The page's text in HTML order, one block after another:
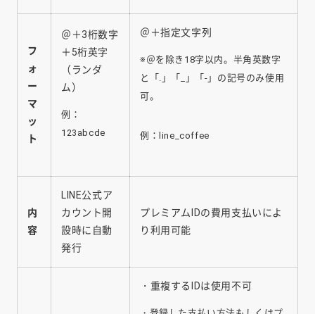
フ
ォ
ー
マ
ッ
ト
＠＋3桁数字
＋5桁英字
（ランダ
ム）
例：
123abcde
＠＋指定文字列
※＠を除き18字以内。半角英数字
と「.」「_」「-」の記号のみ使用
可。
例：line_coffee
内
容
LINE公式ア
カウント開
設時に自動
発行
プレミアムIDの費用支払いによ
り利用可能
・重複するIDは使用不可